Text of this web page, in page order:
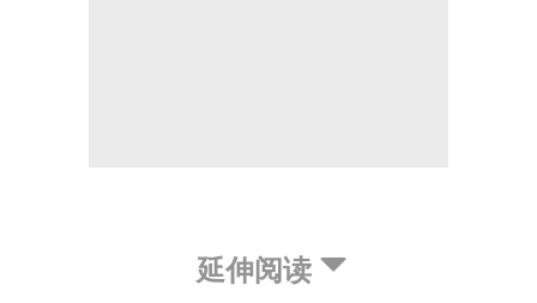
延伸阅读